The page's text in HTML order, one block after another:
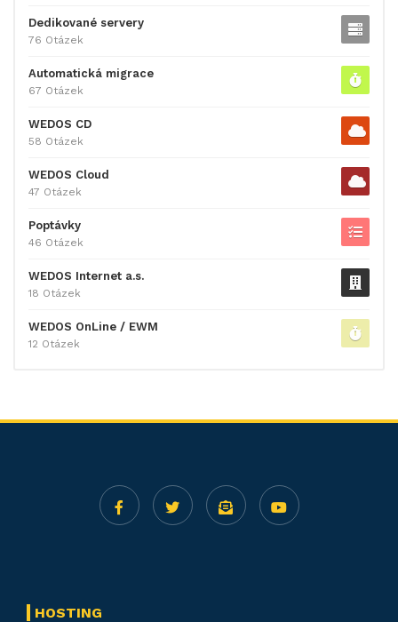
Dedikované servery
76 Otázek
Automatická migrace
67 Otázek
WEDOS CD
58 Otázek
WEDOS Cloud
47 Otázek
Poptávky
46 Otázek
WEDOS Internet a.s.
18 Otázek
WEDOS OnLine / EWM
12 Otázek
HOSTING